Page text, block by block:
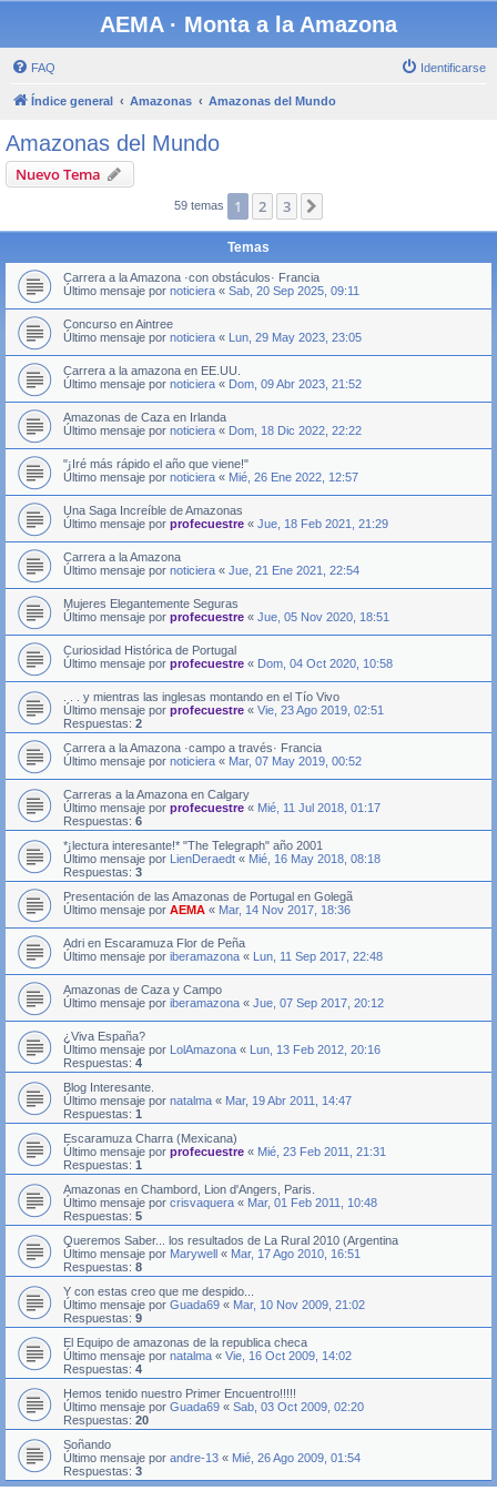
AEMA · Monta a la Amazona
FAQ Identificarse
Índice general Amazonas Amazonas del Mundo
Amazonas del Mundo
Nuevo Tema
59 temas 1 2 3
Temas
Carrera a la Amazona ·con obstáculos· Francia
Último mensaje por noticiera « Sab, 20 Sep 2025, 09:11
Concurso en Aintree
Último mensaje por noticiera « Lun, 29 May 2023, 23:05
Carrera a la amazona en EE.UU.
Último mensaje por noticiera « Dom, 09 Abr 2023, 21:52
Amazonas de Caza en Irlanda
Último mensaje por noticiera « Dom, 18 Dic 2022, 22:22
"¡Iré más rápido el año que viene!"
Último mensaje por noticiera « Mié, 26 Ene 2022, 12:57
Una Saga Increíble de Amazonas
Último mensaje por profecuestre « Jue, 18 Feb 2021, 21:29
Carrera a la Amazona
Último mensaje por noticiera « Jue, 21 Ene 2021, 22:54
Mujeres Elegantemente Seguras
Último mensaje por profecuestre « Jue, 05 Nov 2020, 18:51
Curiosidad Histórica de Portugal
Último mensaje por profecuestre « Dom, 04 Oct 2020, 10:58
. . . y mientras las inglesas montando en el Tío Vivo
Último mensaje por profecuestre « Vie, 23 Ago 2019, 02:51
Respuestas: 2
Carrera a la Amazona ·campo a través· Francia
Último mensaje por noticiera « Mar, 07 May 2019, 00:52
Carreras a la Amazona en Calgary
Último mensaje por profecuestre « Mié, 11 Jul 2018, 01:17
Respuestas: 6
*¡lectura interesante!* "The Telegraph" año 2001
Último mensaje por LienDeraedt « Mié, 16 May 2018, 08:18
Respuestas: 3
Presentación de las Amazonas de Portugal en Golegã
Último mensaje por AEMA « Mar, 14 Nov 2017, 18:36
Adri en Escaramuza Flor de Peña
Último mensaje por iberamazona « Lun, 11 Sep 2017, 22:48
Amazonas de Caza y Campo
Último mensaje por iberamazona « Jue, 07 Sep 2017, 20:12
¿Viva España?
Último mensaje por LolAmazona « Lun, 13 Feb 2012, 20:16
Respuestas: 4
Blog Interesante.
Último mensaje por natalma « Mar, 19 Abr 2011, 14:47
Respuestas: 1
Escaramuza Charra (Mexicana)
Último mensaje por profecuestre « Mié, 23 Feb 2011, 21:31
Respuestas: 1
Amazonas en Chambord, Lion d'Angers, Paris.
Último mensaje por crisvaquera « Mar, 01 Feb 2011, 10:48
Respuestas: 5
Queremos Saber... los resultados de La Rural 2010 (Argentina
Último mensaje por Marywell « Mar, 17 Ago 2010, 16:51
Respuestas: 8
Y con estas creo que me despido...
Último mensaje por Guada69 « Mar, 10 Nov 2009, 21:02
Respuestas: 9
El Equipo de amazonas de la republica checa
Último mensaje por natalma « Vie, 16 Oct 2009, 14:02
Respuestas: 4
Hemos tenido nuestro Primer Encuentro!!!!!
Último mensaje por Guada69 « Sab, 03 Oct 2009, 02:20
Respuestas: 20
Soñando
Último mensaje por andre-13 « Mié, 26 Ago 2009, 01:54
Respuestas: 3